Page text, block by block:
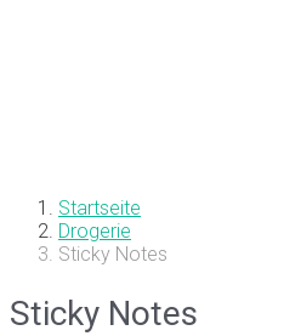
Startseite
Drogerie
Sticky Notes
Sticky Notes